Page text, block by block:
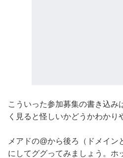
こういった参加募集の書き込み
く見ると怪しいかどうかわかり
メアドの@から後ろ（ドメイン
にしてググってみましょう。ホ